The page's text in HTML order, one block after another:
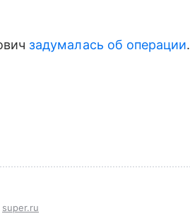
задумалась об операции.
super.ru